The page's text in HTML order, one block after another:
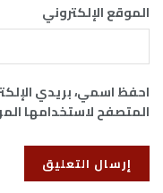
الموقع الإلكتروني
احفظ اسمي، بريدي
المتصفح لاستخدامها